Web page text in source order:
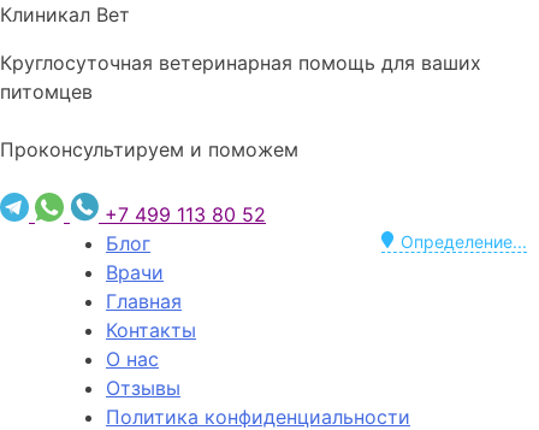
Клиникал Вет
Круглосуточная ветеринарная помощь для ваших
питомцев
Проконсультируем и поможем
+7 499 113 80 52
Определение...
Блог
Врачи
Главная
Контакты
О нас
Отзывы
Политика конфиденциальности